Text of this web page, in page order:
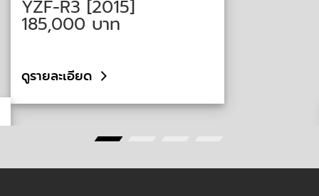
YZF-R3 [2015]
185,000 บาท
ดูรายละเอียด